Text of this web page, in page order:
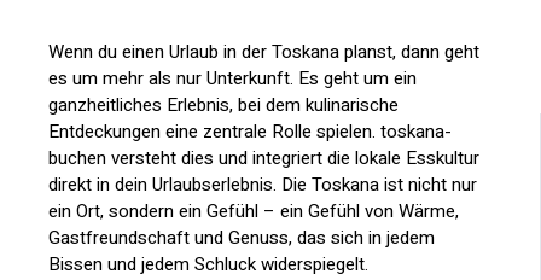
Wenn du einen Urlaub in der Toskana planst, dann geht
es um mehr als nur Unterkunft. Es geht um ein
ganzheitliches Erlebnis, bei dem kulinarische
Entdeckungen eine zentrale Rolle spielen. toskana-
buchen versteht dies und integriert die lokale Esskultur
direkt in dein Urlaubserlebnis. Die Toskana ist nicht nur
ein Ort, sondern ein Gefühl – ein Gefühl von Wärme,
Gastfreundschaft und Genuss, das sich in jedem
Bissen und jedem Schluck widerspiegelt.